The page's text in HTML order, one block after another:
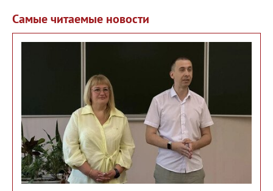
Самые читаемые новости